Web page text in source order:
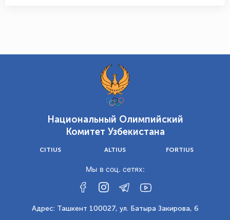
Национальный Олимпийский
Комитет Узбекистана
CITIUS ALTIUS FORTIUS
Мы в соц. сетях:
Адрес: Ташкент 100027, ул. Батыра Закирова, 6